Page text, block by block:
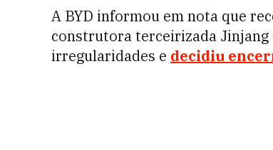
A BYD informou em nota que
construtora terceirizada
irregularidades e decidiu